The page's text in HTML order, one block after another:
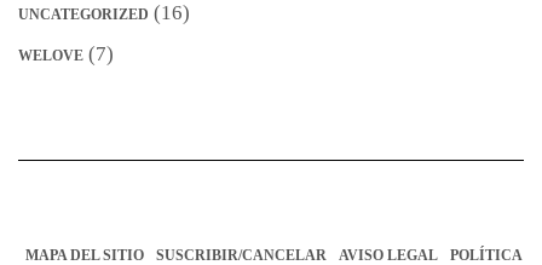
UNCATEGORIZED (16)
WELOVE (7)
MAPA DEL SITIO SUSCRIBIR/CANCELAR AVISO LEGAL
POLÍTICA